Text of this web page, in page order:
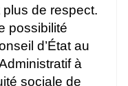
de respect.
possibilité
d’État au
à
sociale de